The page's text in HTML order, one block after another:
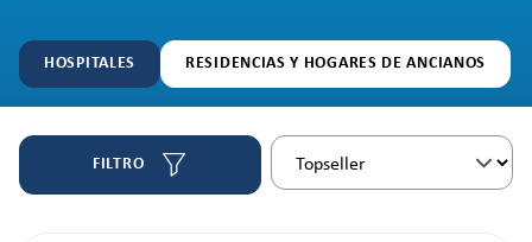
HOSPITALES RESIDENCIAS Y HOGARES DE ANCIANOS
FILTRO